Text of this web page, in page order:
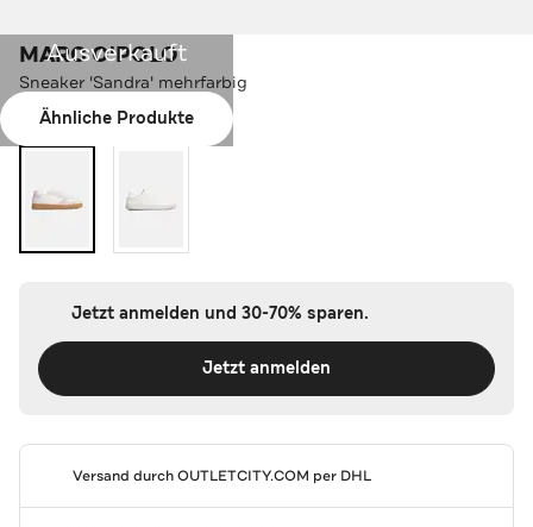
Ausverkauft
Ähnliche Produkte
MARC O'POLO
Sneaker 'Sandra' mehrfarbig
Farbe:weiß-hellgrau-rosa
Jetzt anmelden und 30-70% sparen.
Jetzt anmelden
Versand durchOUTLETCITY.COM per DHL